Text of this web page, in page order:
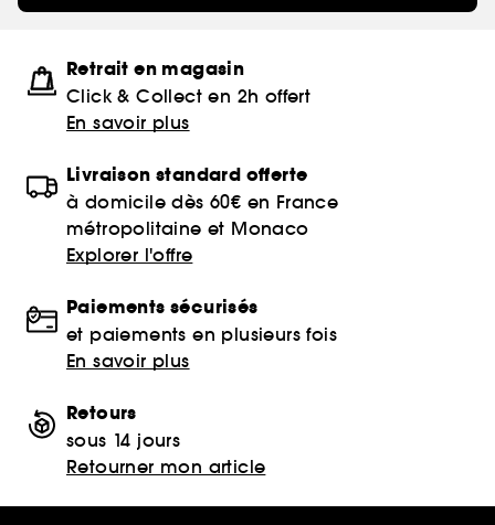
Retrait en magasin
Click & Collect en 2h offert
En savoir plus
Livraison standard offerte
à domicile dès 60€ en France
métropolitaine et Monaco
Explorer l'offre
Paiements sécurisés
et paiements en plusieurs fois
En savoir plus
Retours
sous 14 jours
Retourner mon article